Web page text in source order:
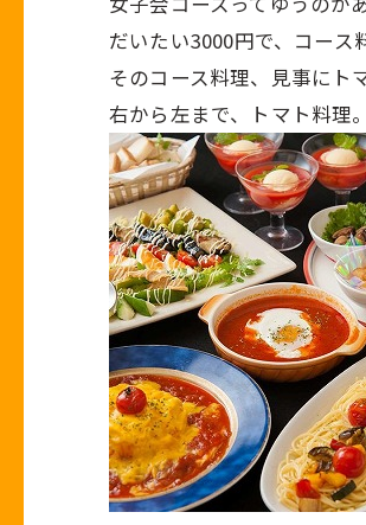
だいたい3000円で、コー
そのコース料理、見事にト
右から左まで、トマト料理。